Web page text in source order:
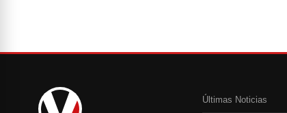
Últimas Noticias